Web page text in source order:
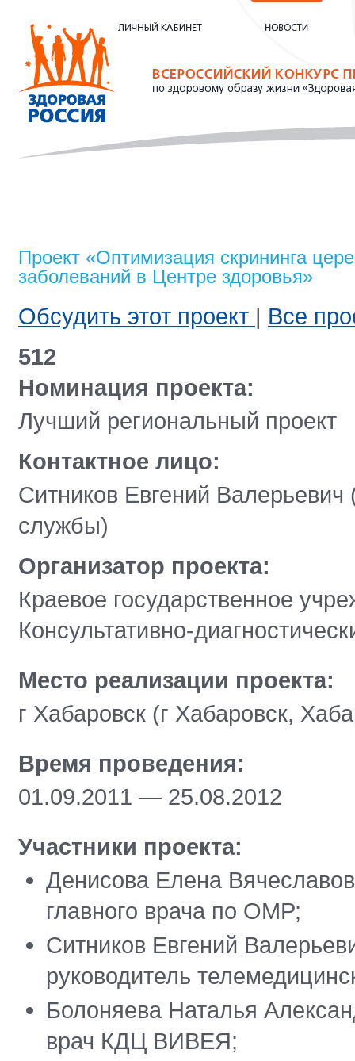
Проект «Оптимизация скрининга
заболеваний в Центре здоровья»
Обсудить этот проект | Все
512
Номинация проекта:
Лучший региональный проект
Контактное лицо:
Ситников Евгений Валерьевич
службы)
Организатор проекта:
Краевое государственное
Консультативно-
Место реализации проекта:
г Хабаровск (г Хабаровск,
Время проведения:
01.09.2011 — 25.08.2012
Участники проекта:
Денисова Елена
главного врача по ОМР;
Ситников Евгений
руководитель
Болоняева Наталья
врач КДЦ ВИВЕЯ;